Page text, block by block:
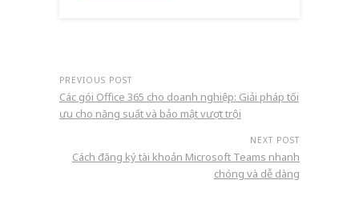
PREVIOUS POST
Các gói Office 365 cho doanh nghiệp: Giải pháp tối
ưu cho năng suất và bảo mật vượt trội
NEXT POST
Cách đăng ký tài khoản Microsoft Teams nhanh
chóng và dễ dàng